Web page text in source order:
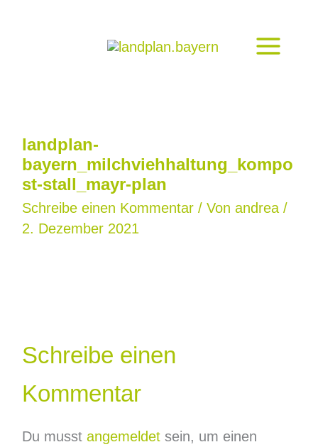
landplan-
bayern_milchviehhaltung_kompo
st-stall_mayr-plan
Schreibe einen Kommentar / Von andrea /
2. Dezember 2021
Schreibe einen
Kommentar
Du musst angemeldetsein, um einen